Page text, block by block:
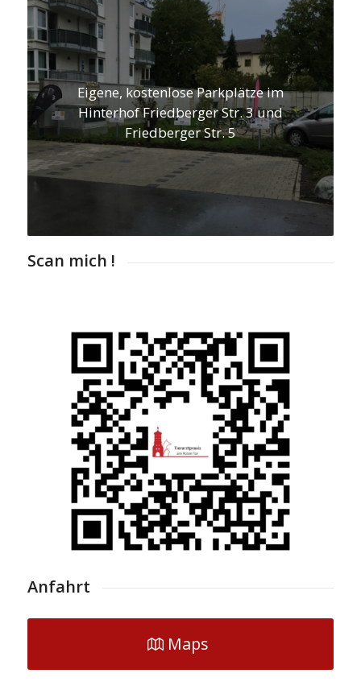
Eigene, kostenlose Parkplätze im
Hinterhof Friedberger Str. 3 und
Friedberger Str. 5
Scan mich !
Anfahrt
Maps